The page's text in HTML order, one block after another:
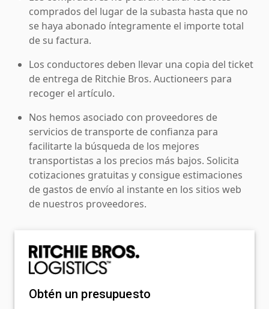
comprados del lugar de la subasta hasta que no
se haya abonado íntegramente el importe total
de su factura.
Los conductores deben llevar una copia del ticket
de entrega de Ritchie Bros. Auctioneers para
recoger el artículo.
Nos hemos asociado con proveedores de
servicios de transporte de confianza para
facilitarte la búsqueda de los mejores
transportistas a los precios más bajos. Solicita
cotizaciones gratuitas y consigue estimaciones
de gastos de envío al instante en los sitios web
de nuestros proveedores.
Obtén un presupuesto